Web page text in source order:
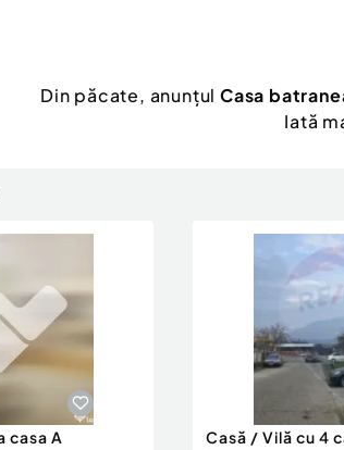
Din păcate, anunțul Casa
Iată
casa A
Casă / Vilă cu 4